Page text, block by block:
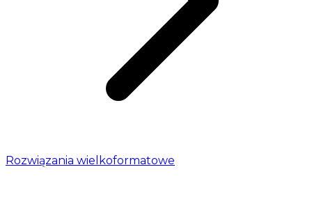
Rozwiązania wielkoformatowe